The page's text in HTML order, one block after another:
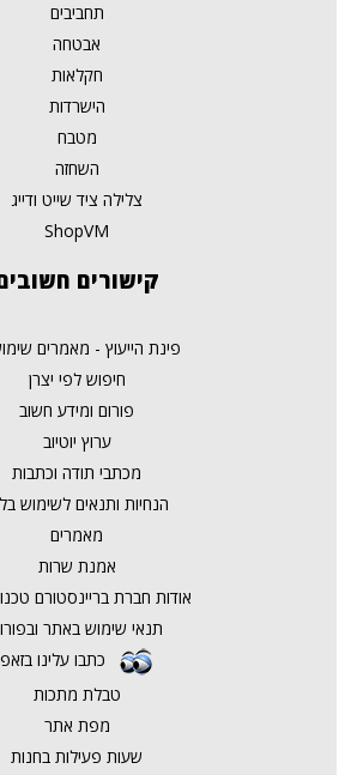
תחביבים
אבטחה
חקלאות
הישרדות
מטבח
השחזה
צלילה ציד שייט ודייג
ShopVM
קישורים
פינת הייעוץ - מאמרים
חיפוש לפי יצרן
פורום ומידע חשוב
ערוץ יוטיוב
מכתבי תודה וכתבות
הנחיות ותנאים לשימוש
מאמרים
אמנת שרות
אודות חברת בריינסטורם
תנאי שימוש באתר
כתבו עלינו בזאפ
טבלת מתכות
מפת אתר
שעות פעילות בחנות